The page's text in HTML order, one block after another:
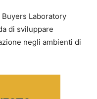
Laboratory
di sviluppare
negli ambienti di